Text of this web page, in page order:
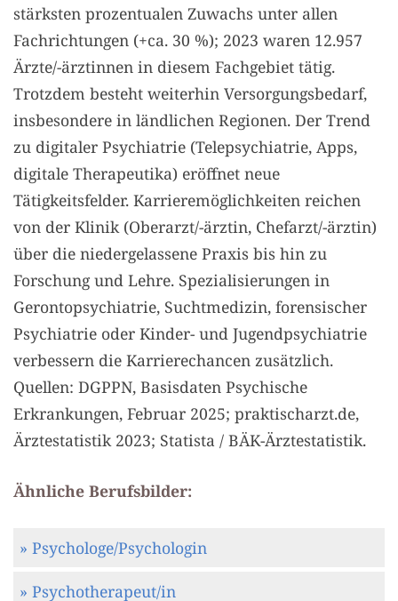
stärksten prozentualen Zuwachs unter allen
Fachrichtungen (+ca. 30 %); 2023 waren 12.957
Ärzte/-ärztinnen in diesem Fachgebiet tätig.
Trotzdem besteht weiterhin Versorgungsbedarf,
insbesondere in ländlichen Regionen. Der Trend
zu digitaler Psychiatrie (Telepsychiatrie, Apps,
digitale Therapeutika) eröffnet neue
Tätigkeitsfelder. Karrieremöglichkeiten reichen
von der Klinik (Oberarzt/-ärztin, Chefarzt/-ärztin)
über die niedergelassene Praxis bis hin zu
Forschung und Lehre. Spezialisierungen in
Gerontopsychiatrie, Suchtmedizin, forensischer
Psychiatrie oder Kinder- und Jugendpsychiatrie
verbessern die Karrierechancen zusätzlich.
Quellen: DGPPN, Basisdaten Psychische
Erkrankungen, Februar 2025; praktischarzt.de,
Ärztestatistik 2023; Statista / BÄK-Ärztestatistik.
Ähnliche Berufsbilder:
» Psychologe/Psychologin
» Psychotherapeut/in